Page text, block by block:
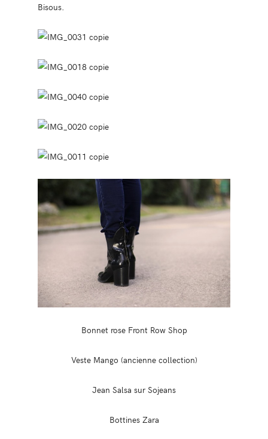
Bisous.
Bonnet rose Front Row Shop
Veste Mango (ancienne collection)
Jean Salsa sur Sojeans
Bottines Zara